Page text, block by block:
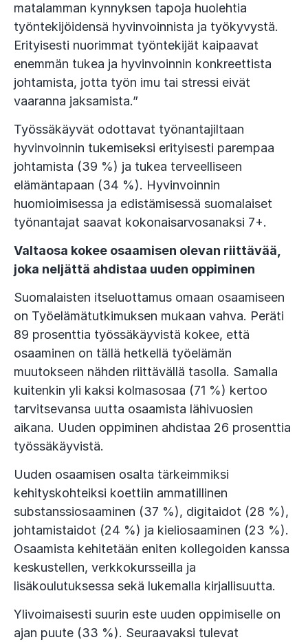
matalamman kynnyksen tapoja huolehtia
työntekijöidensä hyvinvoinnista ja työkyvystä.
Erityisesti nuorimmat työntekijät kaipaavat
enemmän tukea ja hyvinvoinnin konkreettista
johtamista, jotta työn imu tai stressi eivät
vaaranna jaksamista.”
Työssäkäyvät odottavat työnantajiltaan
hyvinvoinnin tukemiseksi erityisesti parempaa
johtamista (39 %) ja tukea terveelliseen
elämäntapaan (34 %). Hyvinvoinnin
huomioimisessa ja edistämisessä suomalaiset
työnantajat saavat kokonaisarvosanaksi 7+.
Valtaosa kokee osaamisen olevan riittävää,
joka neljättä ahdistaa uuden oppiminen
Suomalaisten itseluottamus omaan osaamiseen
on Työelämätutkimuksen mukaan vahva. Peräti
89 prosenttia työssäkäyvistä kokee, että
osaaminen on tällä hetkellä työelämän
muutokseen nähden riittävällä tasolla. Samalla
kuitenkin yli kaksi kolmasosaa (71 %) kertoo
tarvitsevansa uutta osaamista lähivuosien
aikana. Uuden oppiminen ahdistaa 26 prosenttia
työssäkäyvistä.
Uuden osaamisen osalta tärkeimmiksi
kehityskohteiksi koettiin ammatillinen
substanssiosaaminen (37 %), digitaidot (28 %),
johtamistaidot (24 %) ja kieliosaaminen (23 %).
Osaamista kehitetään eniten kollegoiden kanssa
keskustellen, verkkokursseilla ja
lisäkoulutuksessa sekä lukemalla kirjallisuutta.
Ylivoimaisesti suurin este uuden oppimiselle on
ajan puute (33 %). Seuraavaksi tulevat